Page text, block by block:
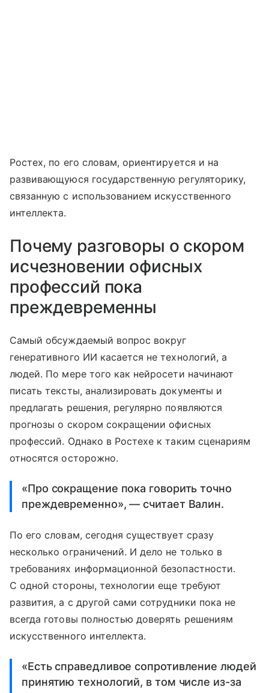
Ростех, по его словам, ориентируется и на
развивающуюся государственную регуляторику,
связанную с использованием искусственного
интеллекта.
Почему разговоры о скором
исчезновении офисных
профессий пока
преждевременны
Самый обсуждаемый вопрос вокруг
генеративного ИИ касается не технологий, а
людей. По мере того как нейросети начинают
писать тексты, анализировать документы и
предлагать решения, регулярно появляются
прогнозы о скором сокращении офисных
профессий. Однако в Ростехе к таким сценариям
относятся осторожно.
«Про сокращение пока говорить точно
преждевременно», — считает Валин.
По его словам, сегодня существует сразу
несколько ограничений. И дело не только в
требованиях информационной безопастности.
С одной стороны, технологии еще требуют
развития, а с другой сами сотрудники пока не
всегда готовы полностью доверять решениям
искусственного интеллекта.
«Есть справедливое сопротивление людей
принятию технологий, в том числе из-за